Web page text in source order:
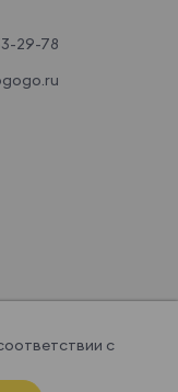
29-78
с